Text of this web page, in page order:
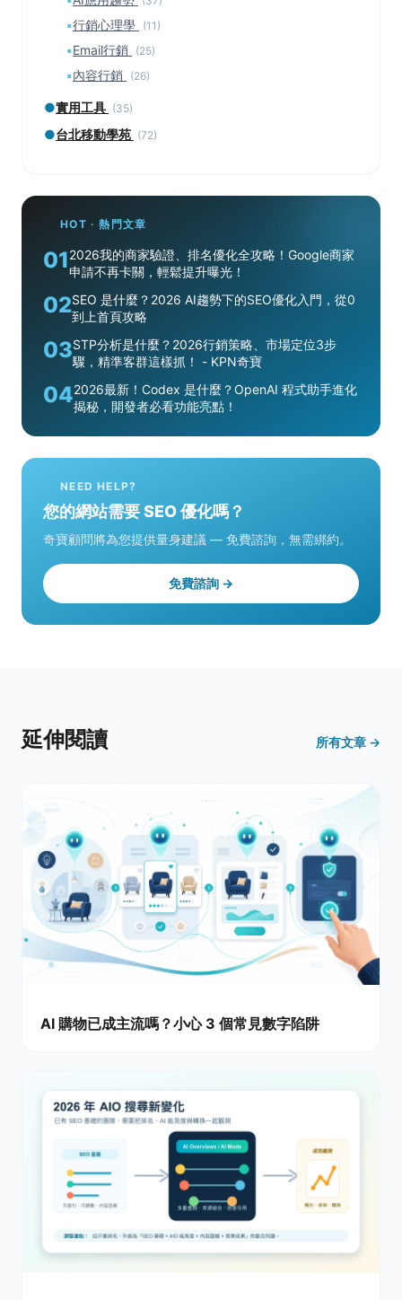
▪行銷心理學 (11)
▪Email行銷 (25)
▪內容行銷 (26)
●實用工具 (35)
●台北移動學苑 (72)
HOT · 熱門文章
012026我的商家驗證、排名優化全攻略！Google商家
申請不再卡關，輕鬆提升曝光！
02SEO 是什麼？2026 AI趨勢下的SEO優化入門，從0
到上首頁攻略
03STP分析是什麼？2026行銷策略、市場定位3步
驟，精準客群這樣抓！ - KPN奇寶
042026最新！Codex 是什麼？OpenAI 程式助手進化
揭秘，開發者必看功能亮點！
NEED HELP?
您的網站需要 SEO 優化嗎？
奇寶顧問將為您提供量身建議 — 免費諮詢，無需綁約。
免費諮詢 →
延伸閱讀 所有文章 →
AI 購物已成主流嗎？小心 3 個常見數字陷阱